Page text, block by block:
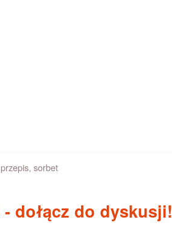
przepis, sorbet
- dołącz do dyskusji!